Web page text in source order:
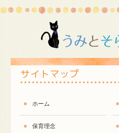
サイトマップ
ホーム
保育理念